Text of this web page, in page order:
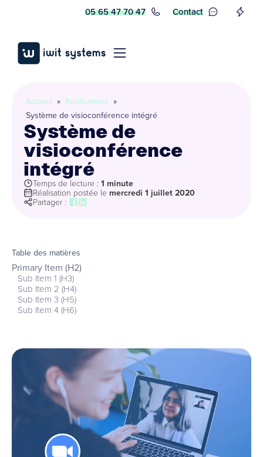
05 65 47 70 47 Contact
Accueil » Réalisations »
Système de visioconférence intégré
Système de
visioconférence
intégré
Temps de lecture : 1 minute
Réalisation postée le mercredi 1 juillet 2020
Partager :
Table des matières
Primary Item (H2)
Sub Item 1 (H3)
Sub Item 2 (H4)
Sub Item 3 (H5)
Sub Item 4 (H6)